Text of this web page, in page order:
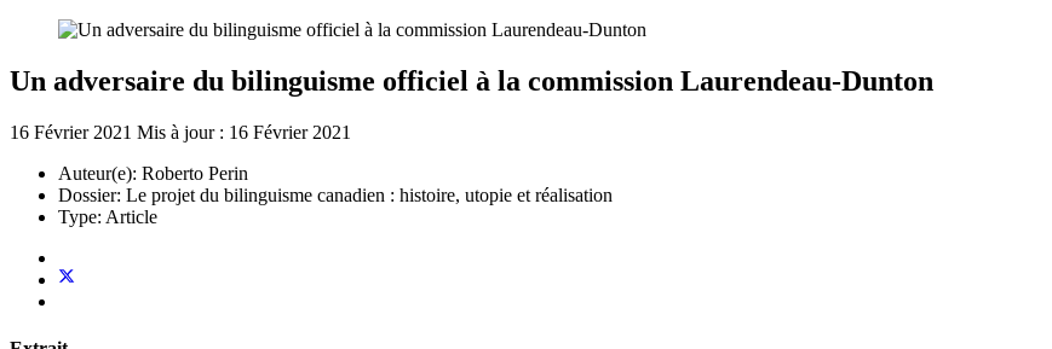
Un adversaire du bilinguisme officiel à la commission Laurendeau-Dunton
16 Février 2021 Mis à jour : 16 Février 2021
Auteur(e): Roberto Perin
Dossier: Le projet du bilinguisme canadien : histoire, utopie et réalisation
Type: Article